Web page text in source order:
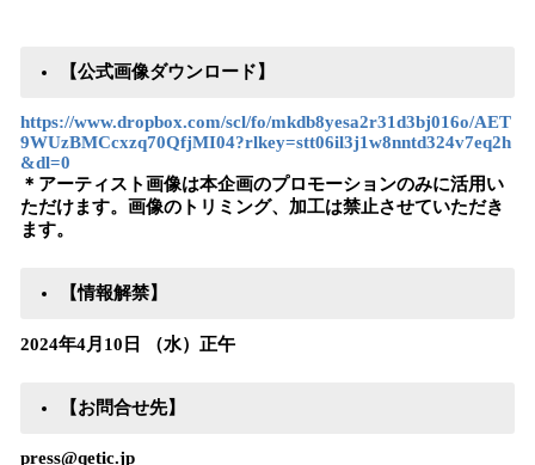
【公式画像ダウンロード】
https://www.dropbox.com/scl/fo/mkdb8yesa2r31d3bj016o/AET
9WUzBMCcxzq70QfjMI04?rlkey=stt06il3j1w8nntd324v7eq2h
&dl=0
＊アーティスト画像は本企画のプロモーションのみに活用い
ただけます。画像のトリミング、加工は禁止させていただき
ます。
【情報解禁】
2024年4月10日 （水）正午
【お問合せ先】
press@qetic.jp